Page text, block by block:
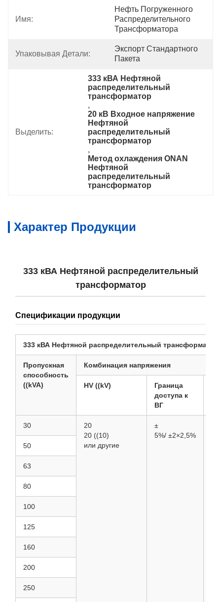
Имя:
Нефть Погруженного
Распределительного
Трансформатора
Упаковывая Детали:
Экспорт Стандартного
Пакета
Выделить:
333 кВА Нефтяной
распределительный
трансформатор
,
20 кВ Входное напряжение
Нефтяной
распределительный
трансформатор
,
Метод охлаждения ONAN
Нефтяной
распределительный
трансформатор
Характер Продукции
333 кВА Нефтяной распределительный
трансформатор
Спецификации продукции
333 кВА Нефтяной распределительный трансформатор
Пропускная
способность
((kVA)
Комбинация напряжения
HV ((kV)
Граница
доступа к
ВГ
30
20
20 ((10)
или другие
±
5%/ ±2×2,5%
50
63
80
100
125
160
200
250